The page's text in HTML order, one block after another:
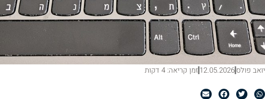
יואב פולס12.05.2026זמן קריאה: 4 דקות